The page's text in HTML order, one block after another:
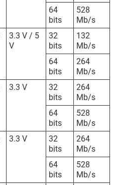
64
bits
528
Mb/s
3.3 V / 5
V
32
bits
132
Mb/s
64
bits
264
Mb/s
3.3 V
32
bits
264
Mb/s
64
bits
528
Mb/s
3.3 V
32
bits
264
Mb/s
64
bits
528
Mb/s